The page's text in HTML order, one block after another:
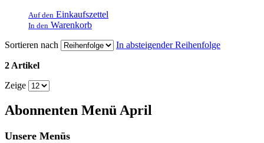
Auf den Einkaufszettel
In den Warenkorb
Sortieren nach
In absteigender Reihenfolge
2 Artikel
Zeige
Abonnenten Menü April
Unsere Menüs